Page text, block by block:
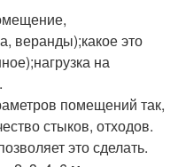
веранды);какое это
на
помещений так,
стыков, отходов.
это сделать.